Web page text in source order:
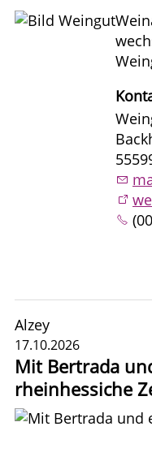
Alzey
17.10.2026
Mit Bertrada
rheinhessiche